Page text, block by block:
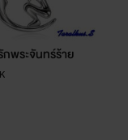
พระจันทร์ร้าย